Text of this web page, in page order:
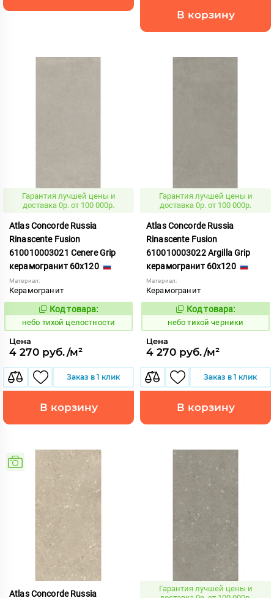
В корзину
Гарантия лучшей цены и
доставка 0р. от 100 000р.
Atlas Concorde Russia
Rinascente Fusion
610010003021 Cenere Grip
керамогранит 60x120
Материал:
Керамогранит
1122118
Код товара:
небо тихой целостности
Цена
4 270 руб./м²
Заказ в 1 клик
В корзину
Гарантия лучшей цены и
доставка 0р. от 100 000р.
Atlas Concorde Russia
Rinascente Fusion
610010003022 Argilla Grip
керамогранит 60x120
Материал:
Керамогранит
1122119
Код товара:
небо тихой черники
Цена
4 270 руб./м²
Заказ в 1 клик
В корзину
Atlas Concorde Russia
Гарантия лучшей цены и